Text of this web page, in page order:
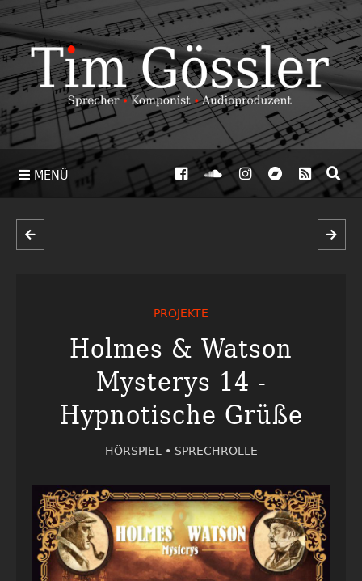
MENÜ
PROJEKTE
Holmes & Watson
Mysterys 14 -
Hypnotische Grüße
HÖRSPIEL • SPRECHROLLE